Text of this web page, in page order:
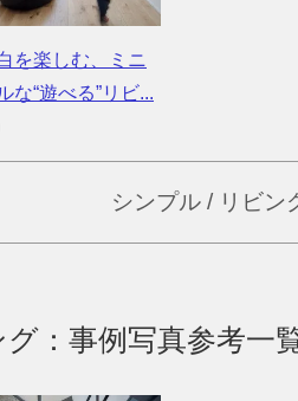
を楽しむ、ミニ
な“遊べる”リビ...
シンプル / リビン
：事例写真参考一